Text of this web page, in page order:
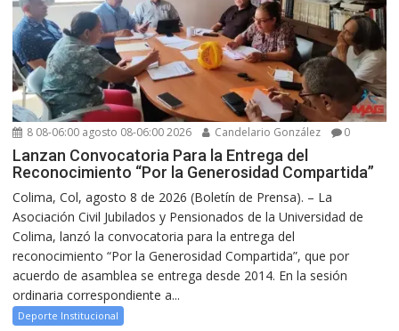
8 08-06:00 agosto 08-06:00 2026 Candelario González 0
Lanzan Convocatoria Para la Entrega del
Reconocimiento “Por la Generosidad Compartida”
Colima, Col, agosto 8 de 2026 (Boletín de Prensa). – La
Asociación Civil Jubilados y Pensionados de la Universidad de
Colima, lanzó la convocatoria para la entrega del
reconocimiento “Por la Generosidad Compartida”, que por
acuerdo de asamblea se entrega desde 2014. En la sesión
ordinaria correspondiente a...
Deporte Institucional